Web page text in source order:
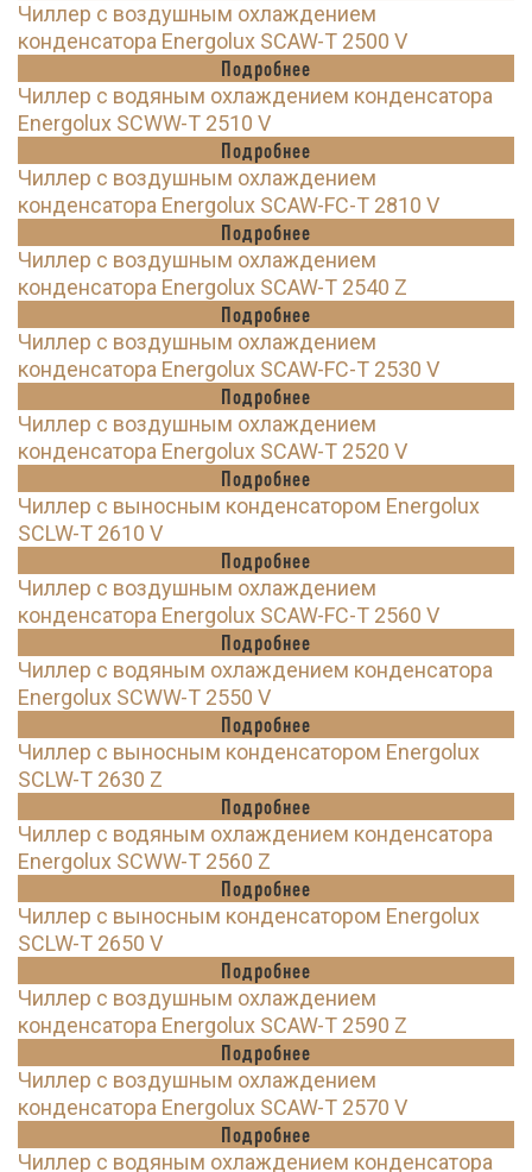
Чиллер с воздушным охлаждением
конденсатора Energolux SCAW-T 2500 V
Подробнее
Чиллер с водяным охлаждением конденсатора
Energolux SCWW-T 2510 V
Подробнее
Чиллер с воздушным охлаждением
конденсатора Energolux SCAW-FC-T 2810 V
Подробнее
Чиллер с воздушным охлаждением
конденсатора Energolux SCAW-T 2540 Z
Подробнее
Чиллер с воздушным охлаждением
конденсатора Energolux SCAW-FC-T 2530 V
Подробнее
Чиллер с воздушным охлаждением
конденсатора Energolux SCAW-T 2520 V
Подробнее
Чиллер с выносным конденсатором Energolux
SCLW-T 2610 V
Подробнее
Чиллер с воздушным охлаждением
конденсатора Energolux SCAW-FC-T 2560 V
Подробнее
Чиллер с водяным охлаждением конденсатора
Energolux SCWW-T 2550 V
Подробнее
Чиллер с выносным конденсатором Energolux
SCLW-T 2630 Z
Подробнее
Чиллер с водяным охлаждением конденсатора
Energolux SCWW-T 2560 Z
Подробнее
Чиллер с выносным конденсатором Energolux
SCLW-T 2650 V
Подробнее
Чиллер с воздушным охлаждением
конденсатора Energolux SCAW-T 2590 Z
Подробнее
Чиллер с воздушным охлаждением
конденсатора Energolux SCAW-T 2570 V
Подробнее
Чиллер с водяным охлаждением конденсатора